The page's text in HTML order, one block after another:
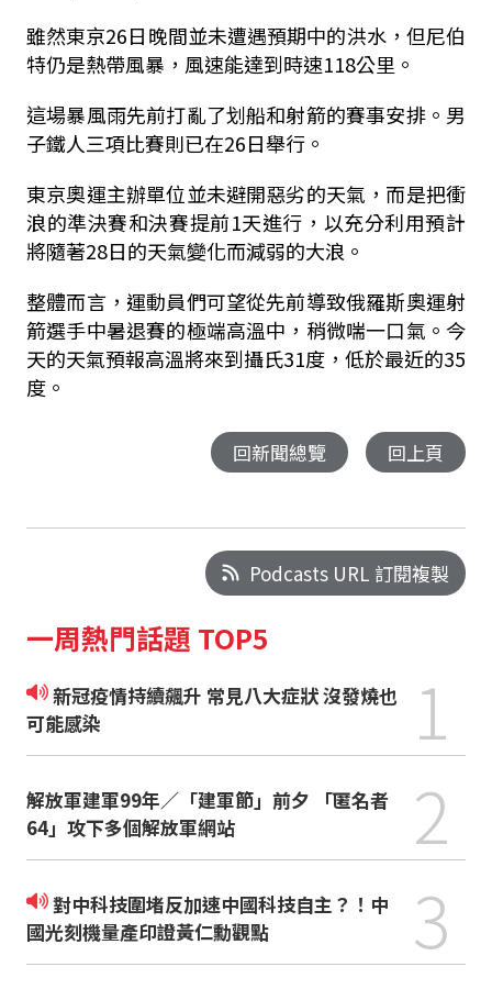
雖然東京26日晚間並未遭遇預期中的洪水，但尼伯
特仍是熱帶風暴，風速能達到時速118公里。
這場暴風雨先前打亂了划船和射箭的賽事安排。男
子鐵人三項比賽則已在26日舉行。
東京奧運主辦單位並未避開惡劣的天氣，而是把衝
浪的準決賽和決賽提前1天進行，以充分利用預計
將隨著28日的天氣變化而減弱的大浪。
整體而言，運動員們可望從先前導致俄羅斯奧運射
箭選手中暑退賽的極端高溫中，稍微喘一口氣。今
天的天氣預報高溫將來到攝氏31度，低於最近的35
度。
回新聞總覽 回上頁
Podcasts URL 訂閱複製
一周熱門話題 TOP5
新冠疫情持續飆升 常見八大症狀 沒發燒也
可能感染
1
解放軍建軍99年／「建軍節」前夕 「匿名者
64」攻下多個解放軍網站
2
對中科技圍堵反加速中國科技自主？！中
國光刻機量產印證黃仁勳觀點
3